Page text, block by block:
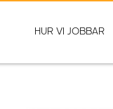
HUR VI JOBBAR